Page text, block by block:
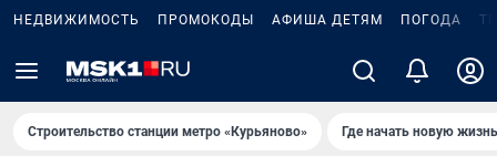
НЕДВИЖИМОСТЬ ПРОМОКОДЫ АФИША ДЕТЯМ ПОГОДА
Строительство станции метро «Курьяново» Где начать новую